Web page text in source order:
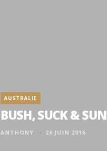
AUSTRALIE
BUSH, SUCK & SUN
ANTHONY 26 JUIN 2016